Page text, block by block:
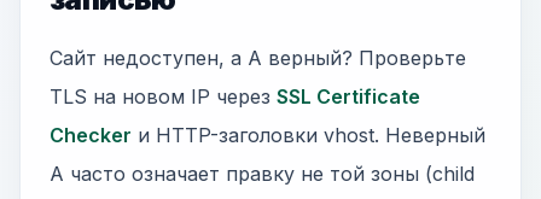
Сайт недоступен, а A верный? Проверьте
TLS на новом IP через SSL Certificate
Checker и HTTP-заголовки vhost. Неверный
A часто означает правку не той зоны (child